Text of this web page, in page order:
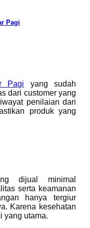
Pagi
Pagi yang sudah
dari customer yang
penilaian dari
produk yang
dijual minimal
serta keamanan
hanya tergiur
Karena kesehatan
yang utama.